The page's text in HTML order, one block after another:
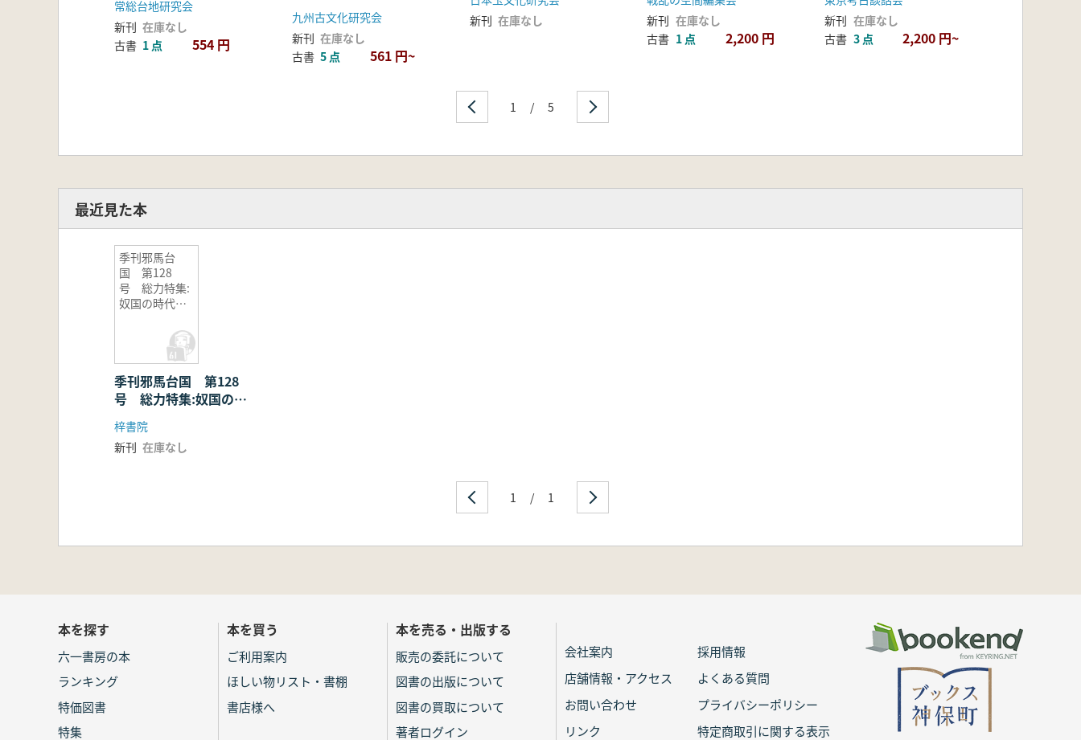
常総台地研究会
新刊 在庫なし
古書 1 点 554 円
銅器文化2
九州古文化研究会
新刊 在庫なし
古書 5 点 561 円~
新刊 在庫なし
新刊 在庫なし
古書 1 点 2,200 円
新刊 在庫なし
古書 3 点 2,200 円~
1 / 5
最近見た本
季刊邪馬台
国 第128
号 総力特集:
奴国の時代
季刊邪馬台国 第128
号 総力特集:奴国の時
代 第2弾
梓書院
新刊 在庫なし
1 / 1
本を探す
六一書房の本
ランキング
特価図書
特集
本を買う
ご利用案内
ほしい物リスト・書棚
書店様へ
本を売る・出版する
販売の委託について
図書の出版について
図書の買取について
著者ログイン
会社案内
採用情報
店舗情報・アクセス
よくある質問
お問い合わせ
プライバシーポリシー
リンク
特定商取引に関する表示